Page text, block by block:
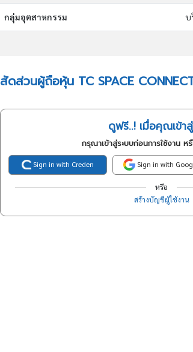
กลุ่มอุตสาหกรรม บ
สัดส่วนผู้ถือหุ้น TC SPACE
ดูฟรี..! เมื่อคุณเข้า
กรุณาเข้าสู่ระบบก่อนการใช้งาน
Sign in with Creden Sign in with
หรือ
สร้างบัญชีผู้ใช้งาน